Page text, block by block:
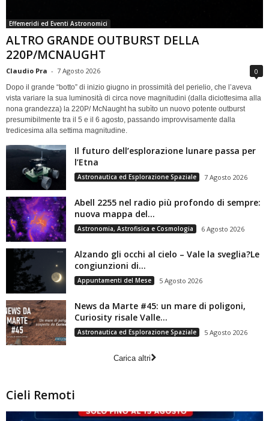
Effemeridi ed Eventi Astronomici
ALTRO GRANDE OUTBURST DELLA
220P/MCNAUGHT
Claudio Pra - 7 Agosto 2026 0
Dopo il grande “botto” di inizio giugno in prossimità del perielio, che l’aveva
vista variare la sua luminosità di circa nove magnitudini (dalla diciottesima alla
nona grandezza) la 220P/ McNaught ha subìto un nuovo potente outburst
presumibilmente tra il 5 e il 6 agosto, passando improvvisamente dalla
tredicesima alla settima magnitudine.
Il futuro dell’esplorazione lunare passa per
l’Etna
Astronautica ed Esplorazione Spaziale 7 Agosto 2026
Abell 2255 nel radio più profondo di sempre:
nuova mappa del...
Astronomia, Astrofisica e Cosmologia 6 Agosto 2026
Alzando gli occhi al cielo – Vale la sveglia?Le
congiunzioni di...
Appuntamenti del Mese 5 Agosto 2026
News da Marte #45: un mare di poligoni,
Curiosity risale Valle...
Astronautica ed Esplorazione Spaziale 5 Agosto 2026
Carica altri
Cieli Remoti